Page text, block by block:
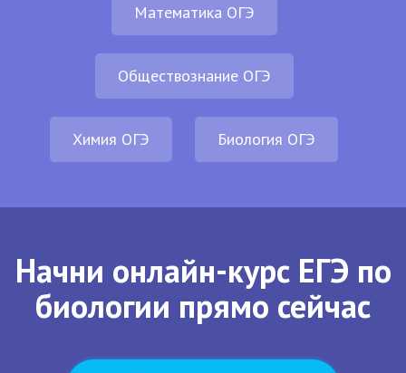
Математика ОГЭ
Обществознание ОГЭ
Химия ОГЭ Биология ОГЭ
Начни онлайн-курс ЕГЭ по
биологии прямо сейчас